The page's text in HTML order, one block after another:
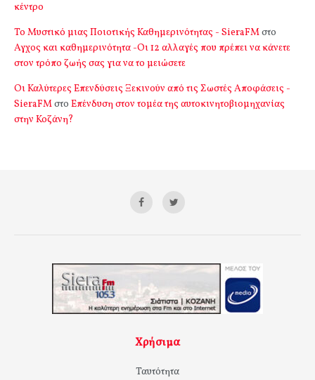
κέντρο
Το Μυστικό μιας Ποιοτικής Καθημερινότητας - SieraFMστο
Αγχος και καθημερινότητα -Οι 12 αλλαγές που πρέπει να κάνετε
στον τρόπο ζωής σας για να το μειώσετε
Οι Καλύτερες Επενδύσεις Ξεκινούν από τις Σωστές Αποφάσεις -
SieraFMστο Επένδυση στον τομέα της αυτοκινητοβιομηχανίας
στην Κοζάνη?
Χρήσιμα
Ταυτότητα